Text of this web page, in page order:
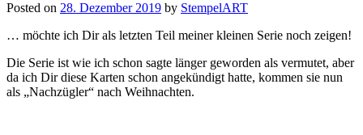
Posted on 28. Dezember 2019 by StempelART
… möchte ich Dir als letzten Teil meiner kleinen Serie noch zeigen!
Die Serie ist wie ich schon sagte länger geworden als vermutet, aber
da ich Dir diese Karten schon angekündigt hatte, kommen sie nun
als „Nachzügler“ nach Weihnachten.